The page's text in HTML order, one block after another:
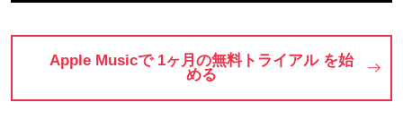
Apple Musicで 1ヶ月の無料トライアル を始
める